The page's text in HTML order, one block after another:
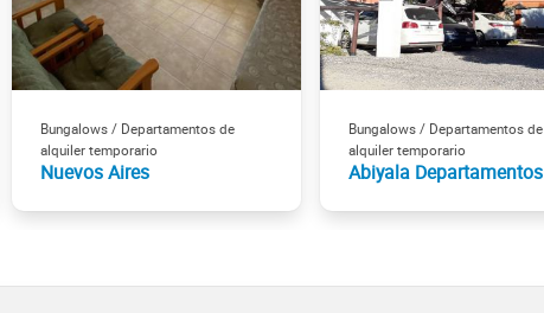
Bungalows / Departamentos de
alquiler temporario
Nuevos Aires
Bungalows / Departamentos de
alquiler temporario
Abiyala Departamentos